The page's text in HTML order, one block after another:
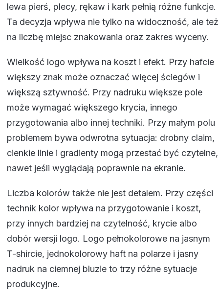
lewa pierś, plecy, rękaw i kark pełnią różne funkcje.
Ta decyzja wpływa nie tylko na widoczność, ale też
na liczbę miejsc znakowania oraz zakres wyceny.
Wielkość logo wpływa na koszt i efekt. Przy hafcie
większy znak może oznaczać więcej ściegów i
większą sztywność. Przy nadruku większe pole
może wymagać większego krycia, innego
przygotowania albo innej techniki. Przy małym polu
problemem bywa odwrotna sytuacja: drobny claim,
cienkie linie i gradienty mogą przestać być czytelne,
nawet jeśli wyglądają poprawnie na ekranie.
Liczba kolorów także nie jest detalem. Przy części
technik kolor wpływa na przygotowanie i koszt,
przy innych bardziej na czytelność, krycie albo
dobór wersji logo. Logo pełnokolorowe na jasnym
T-shircie, jednokolorowy haft na polarze i jasny
nadruk na ciemnej bluzie to trzy różne sytuacje
produkcyjne.